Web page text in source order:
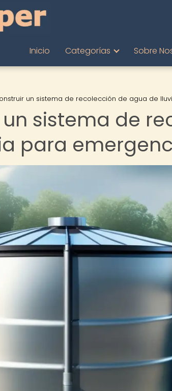
Inicio Categorías Sobre
un sistema de recolección de agua de
sistema de
para